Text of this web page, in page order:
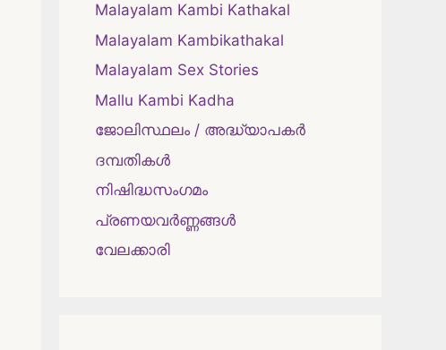
Malayalam Kambi Kathakal
Malayalam Kambikathakal
Malayalam Sex Stories
Mallu Kambi Kadha
ജോലിസ്ഥലം / അദ്ധ്യാപകർ
ദമ്പതികള്‍
നിഷിദ്ധസംഗമം
പ്രണയവർണ്ണങ്ങൾ
വേലക്കാരി